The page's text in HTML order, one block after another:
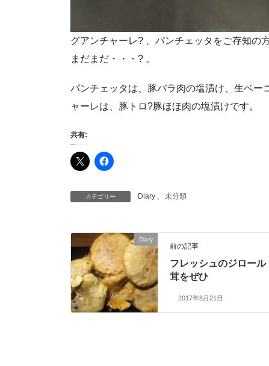
グアンチャーレ? 、パンチェッタをご存知の
まだまだ・・・? 。
パンチェッタは、豚バラ肉の塩漬け、生ベー
ャーレは、豚トロ?豚ほほ肉の塩漬けです。
共有:
カテゴリー Diary 、 未分類
Diary
前の記事
フレッシュのジロール
茸をぜひ
2017年8月21日